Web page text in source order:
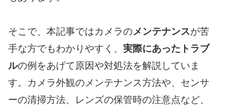
そこで、本記事ではカメラのメンテナンスが苦
手な方でもわかりやすく、 実際にあったトラブ
ルの例をあげて原因や対処法を解説していま
す。カメラ外観のメンテナンス方法や、センサ
ーの清掃方法、レンズの保管時の注意点など、